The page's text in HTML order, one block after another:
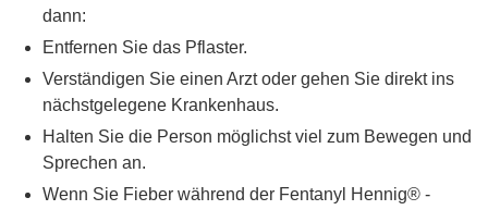
dann:
Entfernen Sie das Pflaster.
Verständigen Sie einen Arzt oder gehen Sie direkt ins
nächstgelegene Krankenhaus.
Halten Sie die Person möglichst viel zum Bewegen und
Sprechen an.
Wenn Sie Fieber während der Fentanyl Hennig® -